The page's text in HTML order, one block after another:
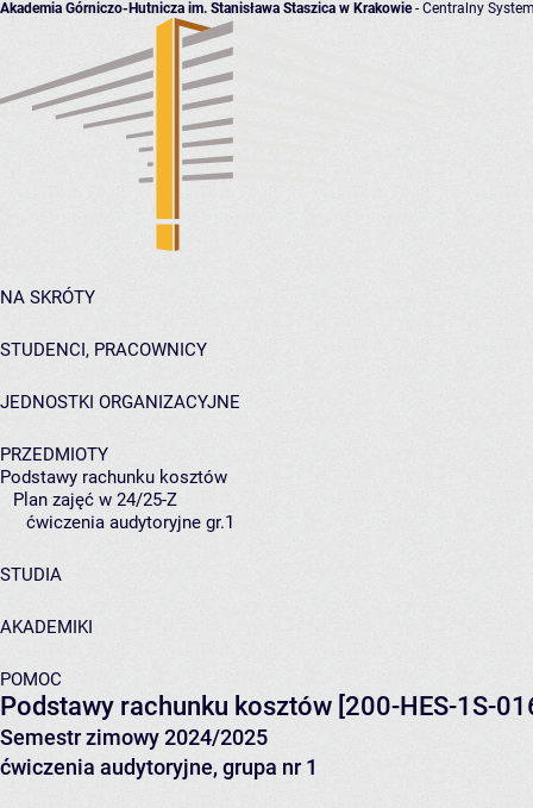
Akademia Górniczo-Hutnicza im. Stanisława Staszica w Krakowie- Centralny
NA SKRÓTY
STUDENCI, PRACOWNICY
JEDNOSTKI ORGANIZACYJNE
PRZEDMIOTY
Podstawy rachunku kosztów
Plan zajęć w 24/25-Z
ćwiczenia audytoryjne gr.1
STUDIA
AKADEMIKI
POMOC
Podstawy rachunku kosztów [200-HES-1S-
Semestr zimowy 2024/2025
ćwiczenia audytoryjne, grupa nr 1